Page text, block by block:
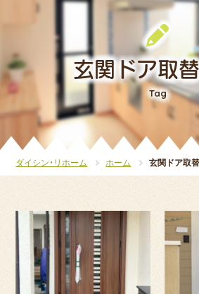
玄関ドア取
Tag
ダイシン・リホーム ホーム 玄関ドア取